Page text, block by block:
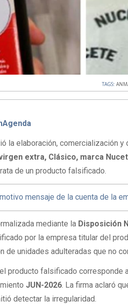
TAGS:
la elaboración, comercialización
extra, Clásico, marca
de un producto falsificado.
mensaje de la cuenta de la
mediante la Disposición
por la empresa titular del
de unidades adulteradas que no
producto falsificado corresponde
JUN-2026. La firma aclaró
detectar la irregularidad.